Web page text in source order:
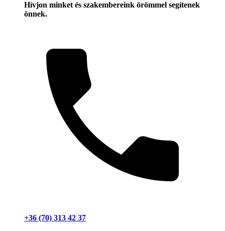
Hívjon minket és szakembereink örömmel segítenek
önnek.
+36 (70) 313 42 37